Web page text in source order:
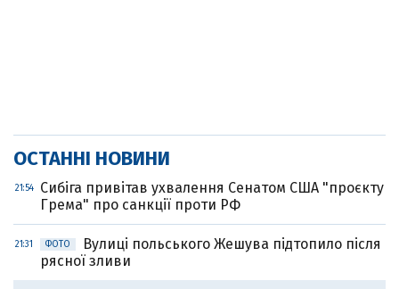
ОСТАННІ НОВИНИ
21:54
Cибіга привітав ухвалення Сенатом США "проєкту
Грема" про санкції проти РФ
21:31 ФОТО
Вулиці польського Жешува підтопило після
рясної зливи